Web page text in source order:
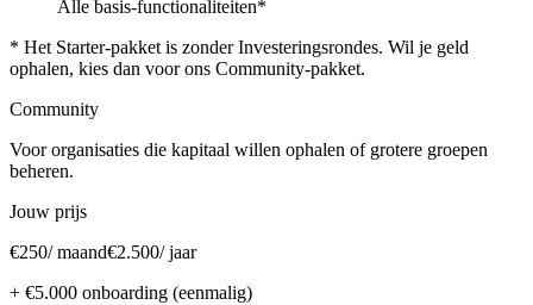
Alle basis-functionaliteiten*
* Het Starter-pakket is zonder Investeringsrondes. Wil je geld
ophalen, kies dan voor ons Community-pakket.
Community
Voor organisaties die kapitaal willen ophalen of grotere groepen
beheren.
Jouw prijs
€250/ maand€2.500/ jaar
+ €5.000 onboarding (eenmalig)